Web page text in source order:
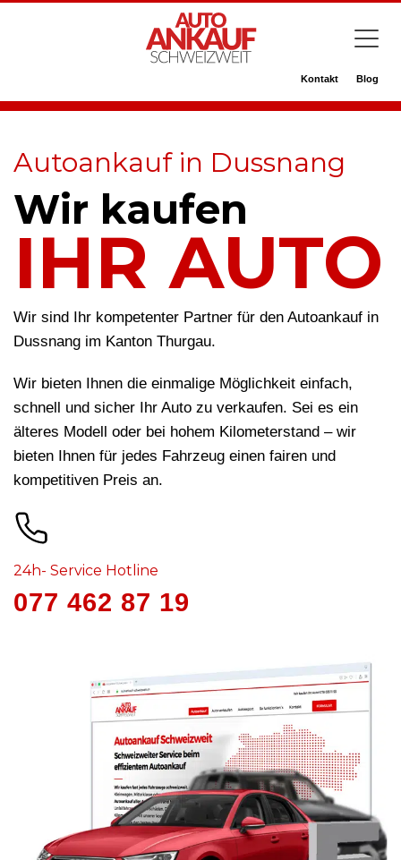
Kontakt Blog
Autoankauf in Dussnang
Wir kaufen
IHR AUTO
Wir sind Ihr kompetenter Partner für den Autoankauf in
Dussnang im Kanton Thurgau.
Wir bieten Ihnen die einmalige Möglichkeit einfach,
schnell und sicher Ihr Auto zu verkaufen. Sei es ein
älteres Modell oder bei hohem Kilometerstand – wir
bieten Ihnen für jedes Fahrzeug einen fairen und
kompetitiven Preis an.
24h- Service Hotline
077 462 87 19